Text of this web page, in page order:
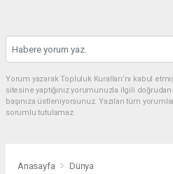
Yorum yazarak Topluluk Kuralları’nı kabul
sitesine yaptığınız yorumunuzla ilgili
başınıza üstleniyorsunuz. Yazılan tüm
sorumlu tutulamaz.
Anasayfa Dünya